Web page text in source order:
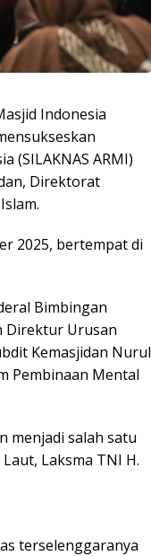
Indonesia
(SILAKNAS ARMI)
Direktorat
2025, bertempat di
Bimbingan
Direktur Urusan
Kemasjidan Nurul
Pembinaan Mental
menjadi salah satu
Laksma TNI H.
terselenggaranya